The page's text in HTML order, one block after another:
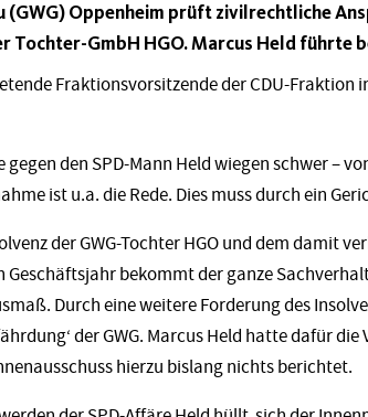
(GWG) Oppenheim prüft zivilrechtliche
Tochter-GmbH HGO. Marcus Held führte
Fraktionsvorsitzende der CDU-
gegen den SPD-Mann Held wiegen schwer –
ist u.a. die Rede. Dies muss durch ein
der GWG-Tochter HGO und dem damit
Geschäftsjahr bekommt der ganze
Durch eine weitere Forderung des
der GWG. Marcus Held hatte dafür
hierzu bislang nichts berichtet.